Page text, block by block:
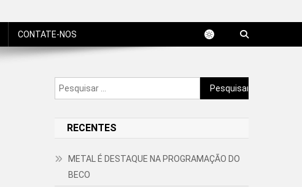
CONTATE-NOS
Pesquisar
por:
RECENTES
METAL É DESTAQUE NA PROGRAMAÇÃO DO
BECO